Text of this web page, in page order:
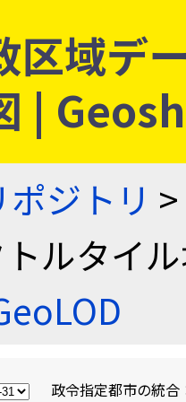
区域デ
|
ジトリ >
ルタイ
政令指定都市の統